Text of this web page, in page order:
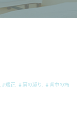
#矯正 ＃肩の凝り
＃背中の痛